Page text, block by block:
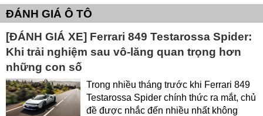
ĐÁNH GIÁ Ô TÔ
[ĐÁNH GIÁ XE] Ferrari 849 Testarossa Spider:
Khi trải nghiệm sau vô-lăng quan trọng hơn
những con số
Trong nhiều tháng trước khi Ferrari 849
Testarossa Spider chính thức ra mắt, chủ
đề được nhắc đến nhiều nhất không